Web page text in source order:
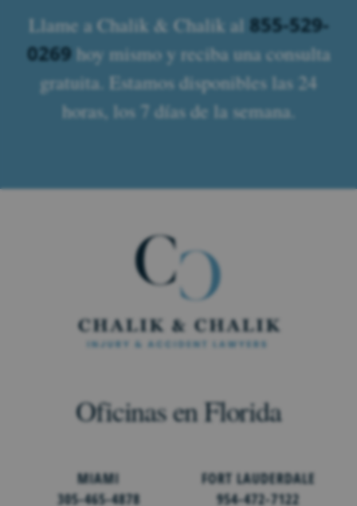
Llame a Chalik & Chalik al 855-529-
0269hoy mismo y reciba una consulta
gratuita. Estamos disponibles las 24
horas, los 7 días de la semana.
Oficinas en Florida
MIAMI
305-465-4878
FORT LAUDERDALE
954-472-7122